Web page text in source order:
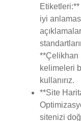
iyi
**Çelikhan
kelimeleri
kullanırız.
**Site
sitenizi